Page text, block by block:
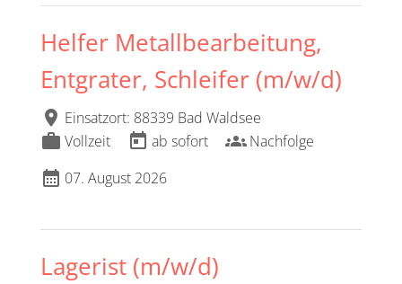
Helfer Metallbearbeitung,
Entgrater, Schleifer (m/w/d)
location_on Einsatzort: 88339 Bad Waldsee
work Vollzeit today ab sofort groupsNachfolge
calendar_month 07. August 2026
Lagerist (m/w/d)